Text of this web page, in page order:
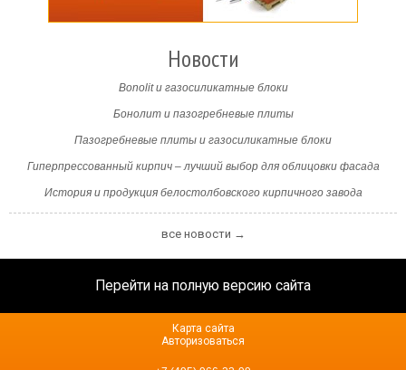
Новости
Bonolit и газосиликатные блоки
Бонолит и пазогребневые плиты
Пазогребневые плиты и газосиликатные блоки
Гиперпрессованный кирпич – лучший выбор для облицовки фасада
История и продукция белостолбовского кирпичного завода
все новости →
Перейти на полную версию сайта
Карта сайта
Авторизоваться